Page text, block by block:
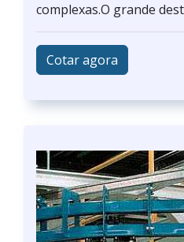
complexas.O grande
Cotar agora